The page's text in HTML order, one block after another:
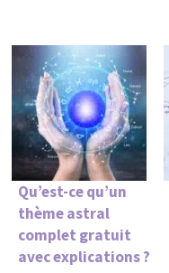
Qu’est-ce qu’un
thème astral
complet gratuit
avec explications ?